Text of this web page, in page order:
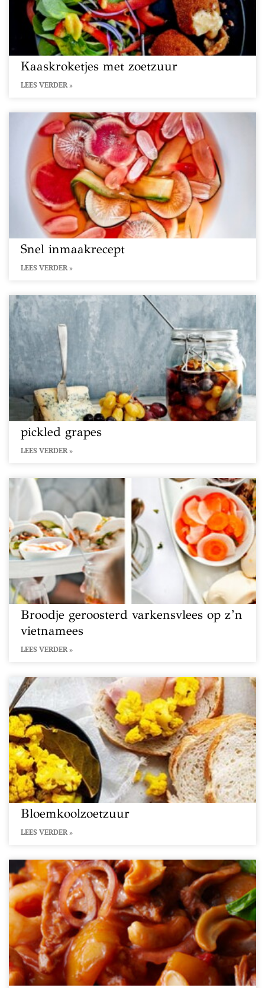
Kaaskroketjes met zoetzuur
LEES VERDER »
Snel inmaakrecept
LEES VERDER »
pickled grapes
LEES VERDER »
Broodje geroosterd varkensvlees op z’n
vietnamees
LEES VERDER »
Bloemkoolzoetzuur
LEES VERDER »